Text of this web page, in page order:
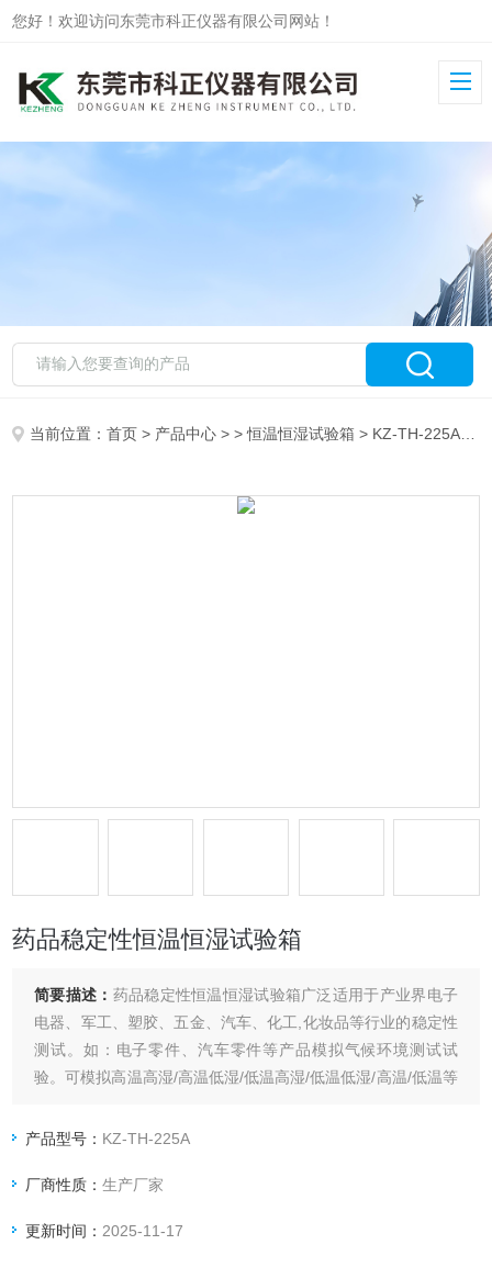
您好！欢迎访问东莞市科正仪器有限公司网站！
当前位置：首页 > 产品中心 > >恒温恒湿试验箱 > KZ-TH-225A药品稳定性恒温恒湿试验箱
药品稳定性恒温恒湿试验箱
简要描述： 药品稳定性恒温恒湿试验箱广泛适用于产业界电子
电器、军工、塑胶、五金、汽车、化工,化妆品等行业的稳定性
测试。如：电子零件、汽车零件等产品模拟气候环境测试试
验。可模拟高温高湿/高温低湿/低温高湿/低温低湿/高温/低温等
产品型号： KZ-TH-225A
厂商性质：生产厂家
更新时间： 2025-11-17